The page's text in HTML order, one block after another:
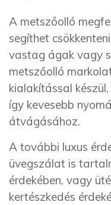
A metszőolló
segíthet
vastag ágak vagy
metszőolló
kialakítással
így kevesebb
átvágásához.
A további luxus
üvegszálat is
érdekében, vagy
kertészkedés